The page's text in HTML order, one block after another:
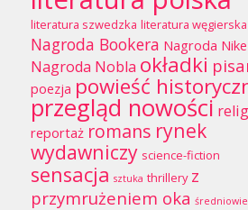
literatura szwedzka literatura węgierska
Nagroda Bookera Nagroda Nike
Nagroda Nobla okładki
poezja powieść
przegląd nowości
reportaż romans rynek
wydawniczy science-fiction
sensacja sztuka thrillery z
przymrużeniem oka